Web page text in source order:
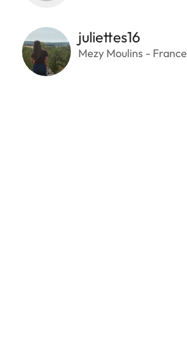
juliettes16
Mezy Moulins - France